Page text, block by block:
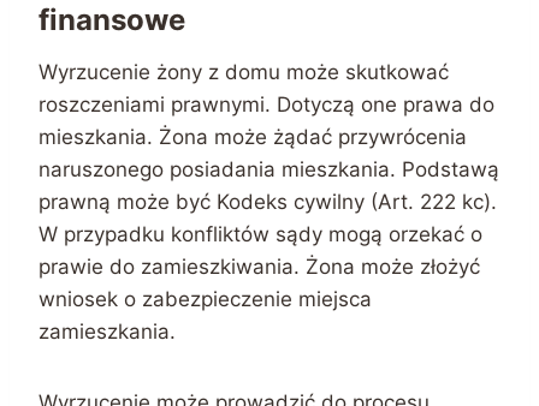
finansowe
Wyrzucenie żony z domu może skutkować
roszczeniami prawnymi. Dotyczą one prawa do
mieszkania. Żona może żądać przywrócenia
naruszonego posiadania mieszkania. Podstawą
prawną może być Kodeks cywilny (Art. 222 kc).
W przypadku konfliktów sądy mogą orzekać o
prawie do zamieszkiwania. Żona może złożyć
wniosek o zabezpieczenie miejsca
zamieszkania.